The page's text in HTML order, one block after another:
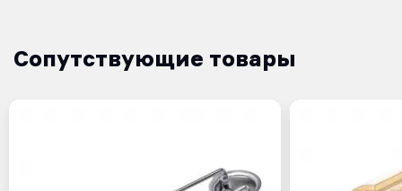
Сопутствующие товары